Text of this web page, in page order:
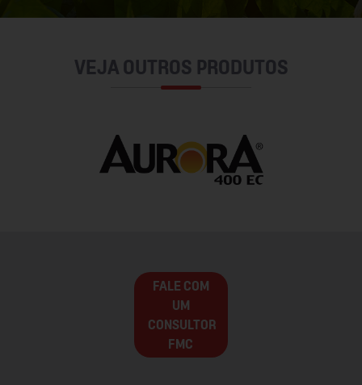
VEJA OUTROS PRODUTOS
FALE COM
UM
CONSULTOR
FMC